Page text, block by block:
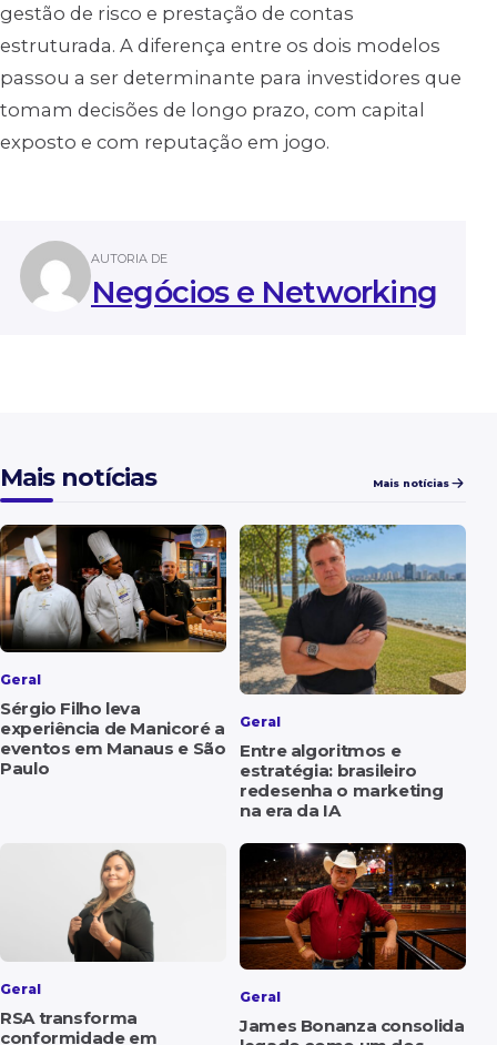
gestão de risco e prestação de contas
estruturada. A diferença entre os dois modelos
passou a ser determinante para investidores que
tomam decisões de longo prazo, com capital
exposto e com reputação em jogo.
AUTORIA DE
Negócios e Networking
Mais notícias Mais notícias
Geral
Sérgio Filho leva
experiência de Manicoré a
eventos em Manaus e São
Paulo
Geral
Entre algoritmos e
estratégia: brasileiro
redesenha o marketing
na era da IA
Geral
RSA transforma
conformidade em
Geral
James Bonanza consolida